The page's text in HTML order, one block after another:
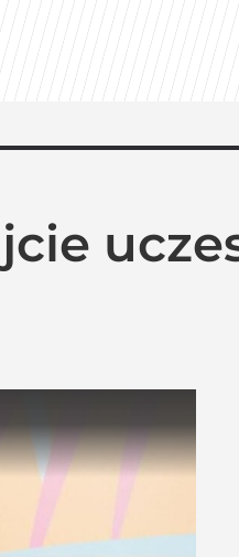
w ramówce
niespodziankę